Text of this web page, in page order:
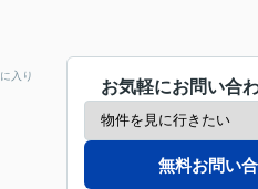
入り
お気軽にお問い合
無料お問い